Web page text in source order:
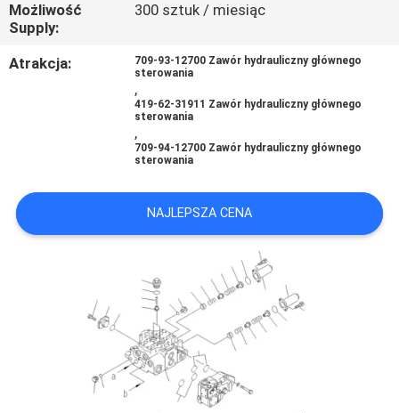
WSZYSTKIE
PRZYPADKI
WYCENĘ
SITEMAP
POLITYKA
PRYWATNOŚCI
Możliwość
Supply:
300 sztuk / miesiąc
Atrakcja:
709-93-12700 Zawór hydrauliczny głównego
sterowania
,
419-62-31911 Zawór hydrauliczny głównego
sterowania
,
709-94-12700 Zawór hydrauliczny głównego
sterowania
NAJLEPSZA CENA